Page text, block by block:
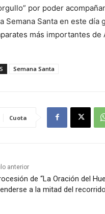
por poder
Semana Santa en este
más importantes de
Semana Santa
Cuota
anterior
de “La Oración del
a la mitad del recorrido